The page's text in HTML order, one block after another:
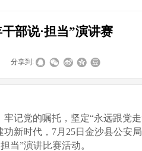
部说·担当”演讲赛
分享到:
记党的嘱托，坚定“永远跟党走
新时代，7月25日金沙县公安局
当”演讲比赛活动。